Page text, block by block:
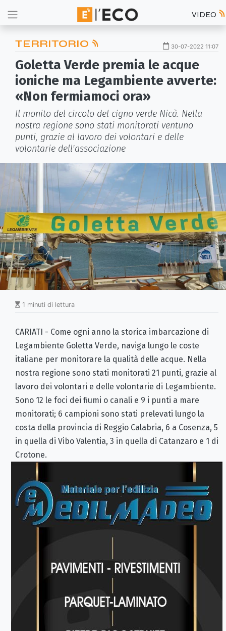
VIDEO
TERRITORIO 30-07-2022 11:07
Goletta Verde premia le acque
ioniche ma Legambiente avverte:
«Non fermiamoci ora»
Il monito del circolo del cigno verde Nicà. Nella
nostra regione sono stati monitorati ventuno
punti, grazie al lavoro dei volontari e delle
volontarie dell'associazione
1 minuti di lettura
CARIATI - Come ogni anno la storica imbarcazione di
Legambiente Goletta Verde, naviga lungo le coste
italiane per monitorare la qualità delle acque. Nella
nostra regione sono stati monitorati 21 punti, grazie al
lavoro dei volontari e delle volontarie di Legambiente.
Sono 12 le foci dei fiumi o canali e 9 i punti a mare
monitorati; 6 campioni sono stati prelevati lungo la
costa della provincia di Reggio Calabria, 6 a Cosenza, 5
in quella di Vibo Valentia, 3 in quella di Catanzaro e 1 di
Crotone.